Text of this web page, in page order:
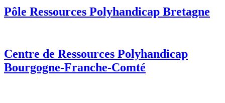
Pôle Ressources Polyhandicap Bretagne
Centre de Ressources Polyhandicap
Bourgogne-Franche-Comté